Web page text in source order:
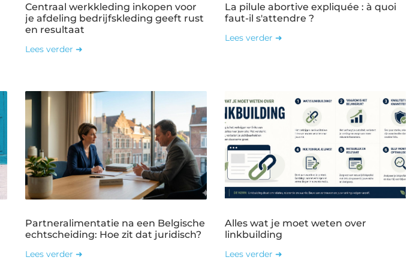
Centraal werkkleding inkopen voor
je afdeling bedrijfskleding geeft rust
en resultaat
Lees verder ➜
La pilule abortive expliquée : à quoi
faut-il s'attendre ?
Lees verder ➜
Partneralimentatie na een Belgische
echtscheiding: Hoe zit dat juridisch?
Lees verder ➜
Alles wat je moet weten over
linkbuilding
Lees verder ➜